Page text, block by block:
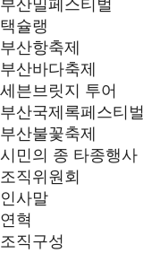
부산밀페스티벌
택슐랭
부산항축제
부산바다축제
세븐브릿지 투어
부산국제록페스티벌
부산불꽃축제
시민의 종 타종행사
조직위원회
인사말
연혁
조직구성